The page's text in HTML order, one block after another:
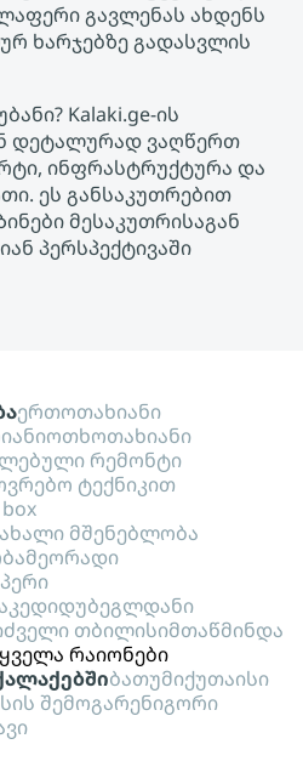
გავლენას ახდენს
ხარჯებზე გადასვლის
Kalaki.ge-ის
დეტალურად ვაღწერთ
ინფრასტრუქტურა და
ეს განსაკუთრებით
მესაკუთრისაგან
პერსპექტივაში
ერთოთახიანი
ოთხოთახიანი
რემონტი
ტექნიკით
ახალი მშენებლობა
მეორადი
დიდუბეგლდანი
ძველი თბილისიმთაწმინდა
ყველა რაიონები
ბათუმიქუთაისი
შემოგარენიგორი